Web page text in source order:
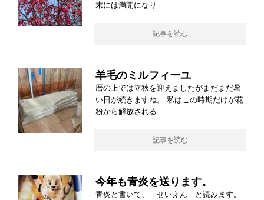
末には満開になり
記事を読む
羊毛のミルフィーユ
暦の上では立秋を迎えましたがまだまだ暑
い日が続きますね。 私はこの時期だけが花
粉から解放される
記事を読む
今年も青炎を送ります。
青炎と書いて、 せいえん と読みます。